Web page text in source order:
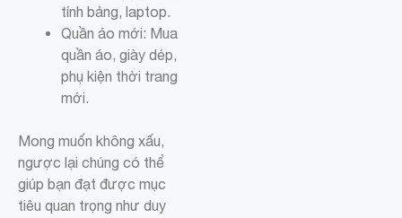
tính bảng, laptop.
Quần áo mới: Mua
quần áo, giày dép,
phụ kiện thời trang
mới.
Mong muốn không xấu,
ngược lại chúng có thể
giúp bạn đạt được mục
tiêu quan trọng như duy